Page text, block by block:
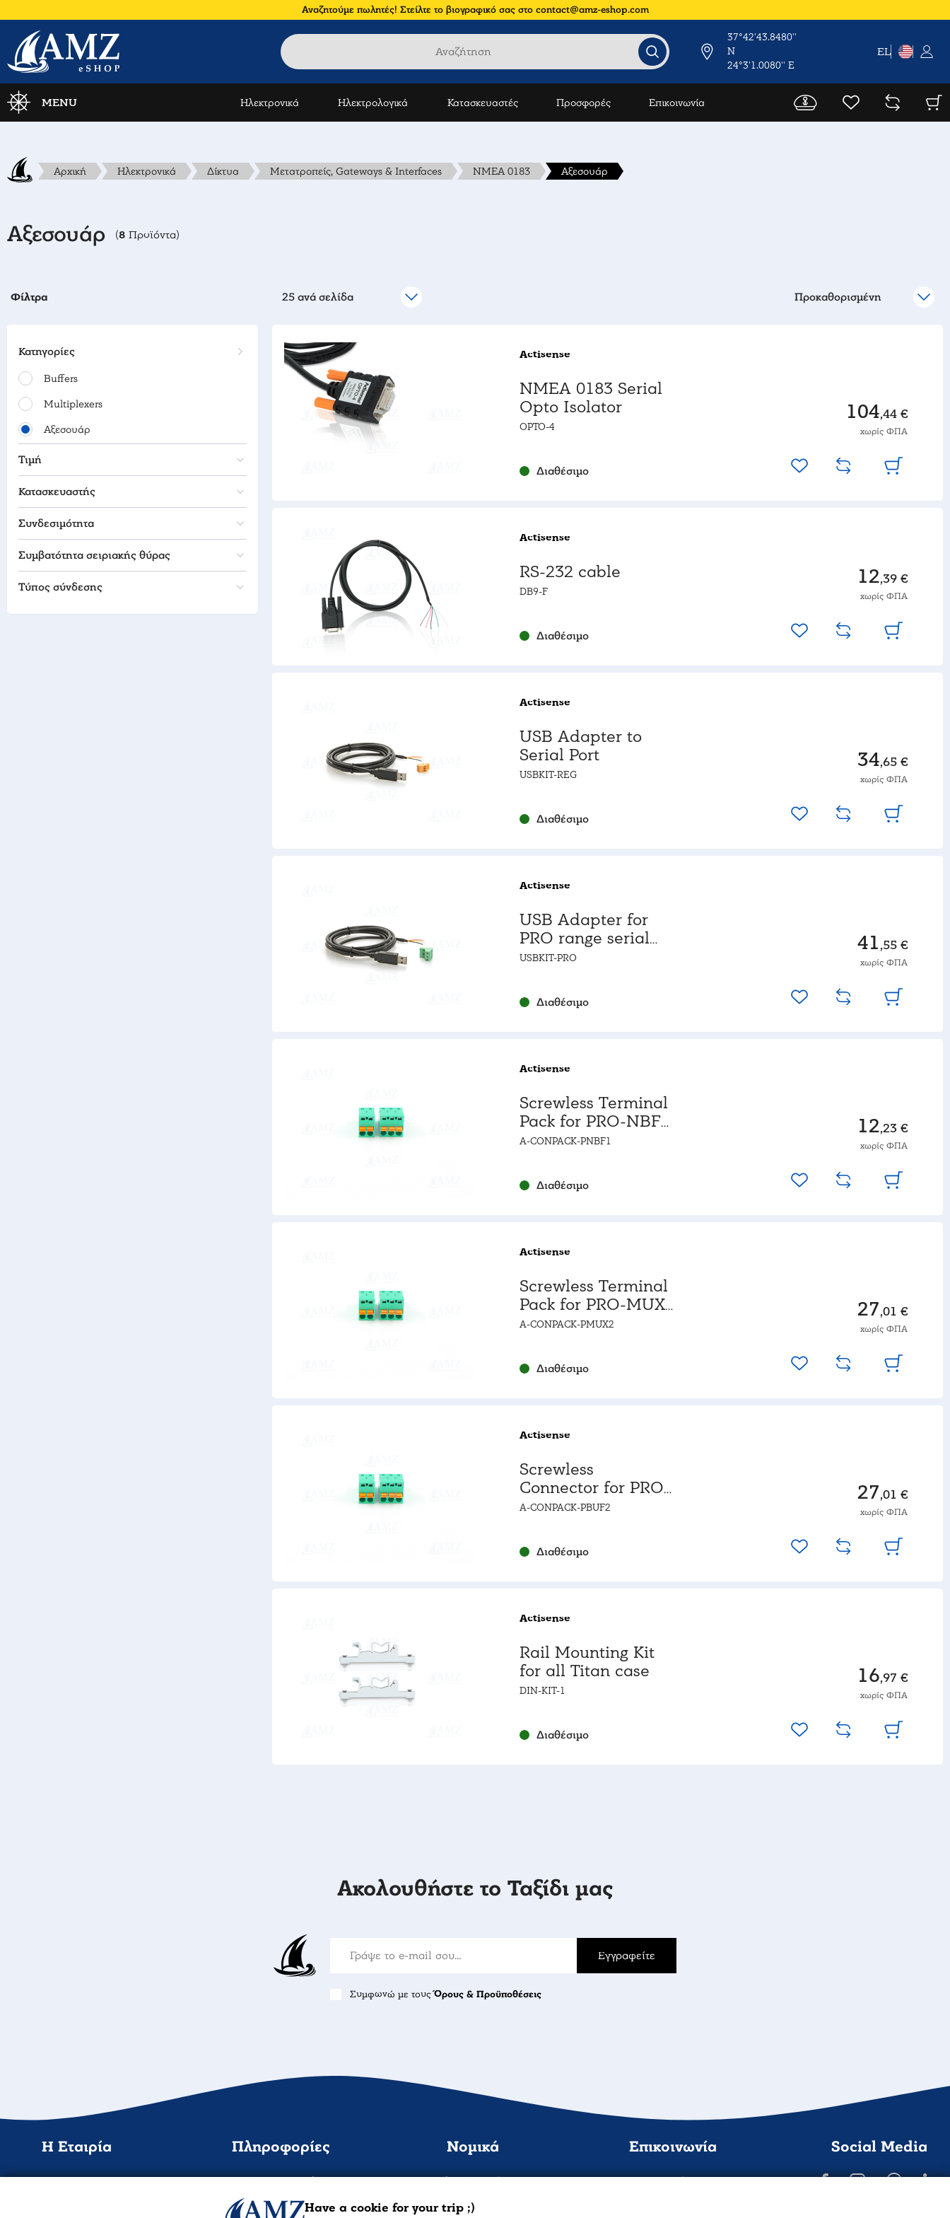
Αναζητούμε πωλητές! Στείλτε το βιογραφικό σας στο contact@amz-eshop.com
37°42'43.8480''
N
24°3'1.0080'' E
EL
MENU Ηλεκτρονικά Ηλεκτρολογικά Κατασκευαστές Προσφορές Επικοινωνία
Αρχική Ηλεκτρονικά Δίκτυα Μετατροπείς, Gateways & Interfaces NMEA 0183 Αξεσουάρ
Αξεσουάρ (8 Προϊόντα)
Φίλτρα
Κατηγορίες
Buffers
Multiplexers
Αξεσουάρ
Τιμή
Κατασκευαστής
Συνδεσιμότητα
Συμβατότητα σειριακής θύρας
Τύπος σύνδεσης
Actisense
NMEA 0183 Serial
Opto Isolator
OPTO-4
Διαθέσιμο
104,44 €
χωρίς ΦΠΑ
Actisense
RS-232 cable
DB9-F
Διαθέσιμο
12,39 €
χωρίς ΦΠΑ
Actisense
USB Adapter to
Serial Port
USBKIT-REG
Διαθέσιμο
34,65 €
χωρίς ΦΠΑ
Actisense
USB Adapter for
PRO range serial
port
USBKIT-PRO
Διαθέσιμο
41,55 €
χωρίς ΦΠΑ
Actisense
Screwless Terminal
Pack for PRO-NBF-
1
A-CONPACK-PNBF1
Διαθέσιμο
12,23 €
χωρίς ΦΠΑ
Actisense
Screwless Terminal
Pack for PRO-MUX-
2
A-CONPACK-PMUX2
Διαθέσιμο
27,01 €
χωρίς ΦΠΑ
Actisense
Screwless
Connector for PRO-
BUF-2
A-CONPACK-PBUF2
Διαθέσιμο
27,01 €
χωρίς ΦΠΑ
Actisense
Rail Mounting Kit
for all Titan case
DIN-KIT-1
Διαθέσιμο
16,97 €
χωρίς ΦΠΑ
Ακολουθήστε το Ταξίδι μας
Εγγραφείτε
Συμφωνώ με τουςΌρους & Προϋποθέσεις
Η Εταιρία
Σχετικά μ'εμάς
Πληροφορίες
Τρόποι Αποστολής
Τρόποι Πληρωμής
Νομικά
Πολιτική Cookies
Πολιτική Απορρήτου
Επικοινωνία
AMZ Yachting
Social Media
Have a cookie for your trip ;)